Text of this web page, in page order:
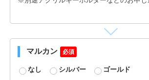
マルカン 必須
なし シルバー ゴールド